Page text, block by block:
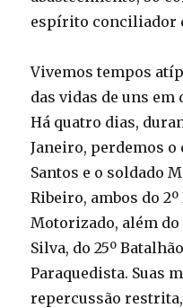
espírito conciliador
Vivemos tempos
das vidas de uns
Há quatro dias,
Janeiro, perdemos o
Santos e o soldado
Ribeiro, ambos do
Motorizado, além
Silva, do 25º
Paraquedista. Suas
repercussão